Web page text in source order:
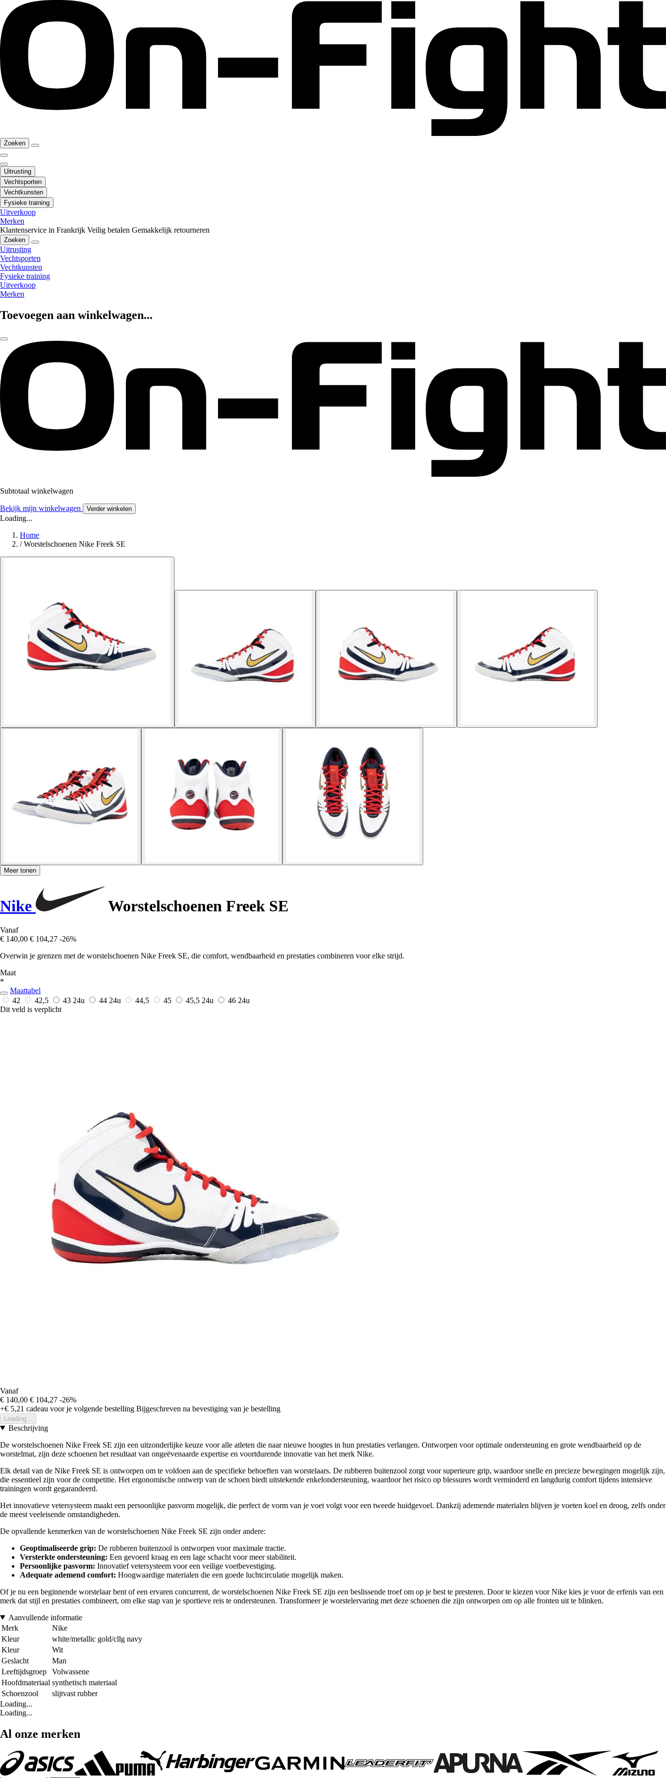
Zoeken
Uitrusting
Vechtsporten
Vechtkunsten
Fysieke training
Uitverkoop
Merken
Klantenservice in Frankrijk Veilig betalen Gemakkelijk retourneren
Zoeken
Uitrusting
Vechtsporten
Vechtkunsten
Fysieke training
Uitverkoop
Merken
Toevoegen aan winkelwagen...
Subtotaal winkelwagen
Bekijk mijn winkelwagen Verder winkelen
Loading...
Home
/ Worstelschoenen Nike Freek SE
Meer tonen
Nike Worstelschoenen Freek SE
Vanaf
€ 140,00 € 104,27 -26%
Overwin je grenzen met de worstelschoenen Nike Freek SE, die comfort, wendbaarheid en prestaties combineren voor elke strijd.
Maat
*
Maattabel
42
42,5 43 24u 44 24u 44,5 45 45,5 24u 46 24u
Dit veld is verplicht
Vanaf
€ 140,00 € 104,27 -26%
+€ 5,21 cadeau voor je volgende bestelling Bijgeschreven na bevestiging van je bestelling
Loading...
Beschrijving
De worstelschoenen Nike Freek SE zijn een uitzonderlijke keuze voor alle atleten die naar nieuwe hoogtes in hun prestaties verlangen. Ontworpen voor optimale ondersteuning en grote wendbaarheid op de
worstelmat, zijn deze schoenen het resultaat van ongeëvenaarde expertise en voortdurende innovatie van het merk Nike.
Elk detail van de Nike Freek SE is ontworpen om te voldoen aan de specifieke behoeften van worstelaars. De rubberen buitenzool zorgt voor superieure grip, waardoor snelle en precieze bewegingen mogelijk zijn,
die essentieel zijn voor de competitie. Het ergonomische ontwerp van de schoen biedt uitstekende enkelondersteuning, waardoor het risico op blessures wordt verminderd en langdurig comfort tijdens intensieve
trainingen wordt gegarandeerd.
Het innovatieve vetersysteem maakt een persoonlijke pasvorm mogelijk, die perfect de vorm van je voet volgt voor een tweede huidgevoel. Dankzij ademende materialen blijven je voeten koel en droog, zelfs onder
de meest veeleisende omstandigheden.
De opvallende kenmerken van de worstelschoenen Nike Freek SE zijn onder andere:
Geoptimaliseerde grip: De rubberen buitenzool is ontworpen voor maximale tractie.
Versterkte ondersteuning: Een gevoerd kraag en een lage schacht voor meer stabiliteit.
Persoonlijke pasvorm: Innovatief vetersysteem voor een veilige voetbevestiging.
Adequate ademend comfort: Hoogwaardige materialen die een goede luchtcirculatie mogelijk maken.
Of je nu een beginnende worstelaar bent of een ervaren concurrent, de worstelschoenen Nike Freek SE zijn een beslissende troef om op je best te presteren. Door te kiezen voor Nike kies je voor de erfenis van een
merk dat stijl en prestaties combineert, om elke stap van je sportieve reis te ondersteunen. Transformeer je worstelervaring met deze schoenen die zijn ontworpen om op alle fronten uit te blinken.
Aanvullende informatie
Merk
Nike
Kleur
white/metallic gold/cllg navy
Kleur
Wit
Geslacht
Man
Leeftijdsgroep
Volwassene
Hoofdmateriaal synthetisch materiaal
Schoenzool
slijtvast rubber
Loading...
Loading...
Al onze merken